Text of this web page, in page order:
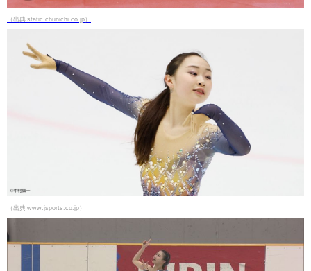
（出典 static.chunichi.co.jp）
（出典 www.jsports.co.jp）